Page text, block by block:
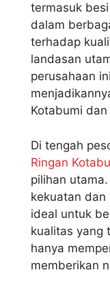
termasuk
dalam
terhadap
landasan
perusahaan
Kotabumi
Di tengah
Ringan
pilihan
kekuatan dan
ideal untuk
kualitas yang
hanya
memberikan